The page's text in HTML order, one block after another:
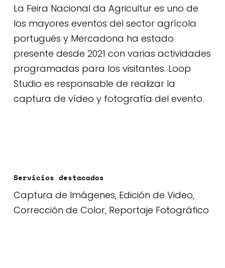
La Feira Nacional da Agricultur es uno de
los mayores eventos del sector agrícola
portugués y Mercadona ha estado
presente desde 2021 con varias actividades
programadas para los visitantes. Loop
Studio es responsable de realizar la
captura de vídeo y fotografía del evento.
Servicios destacados
Captura de Imágenes, Edición de Video,
Corrección de Color, Reportaje Fotográfico